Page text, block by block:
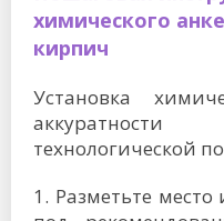
химического
кирпич
Установка
технологической
1. Разметьте место